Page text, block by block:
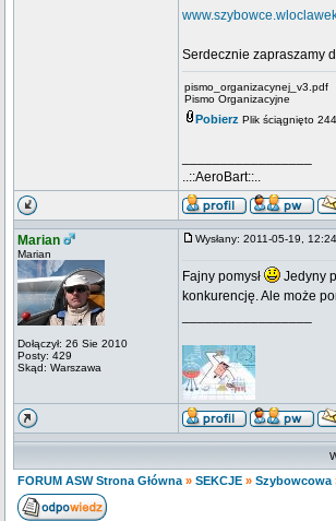
Serdecznie zapraszamy
pismo_organizacynej_v3.pdf
Pismo Organizacyjne
Pobierz Plik ściągnięto
..::AeroBart::..
Marian
Marian
Dołączył: 26 Sie 2010
Posty: 429
Skąd: Warszawa
Wysłany: 2011-05-19,
Fajny pomysł
Jedyny
konkurencję. Ale może
FORUM ASW Strona Główna » SEKCJE » Szybowcowa